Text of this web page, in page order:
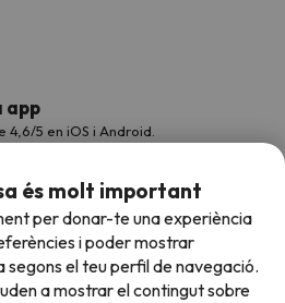
app
4,6/5 en iOS i Android.
és molt important
per donar-te una experiència
i poder mostrar
el teu perfil de navegació.
a mostrar el contingut sobre